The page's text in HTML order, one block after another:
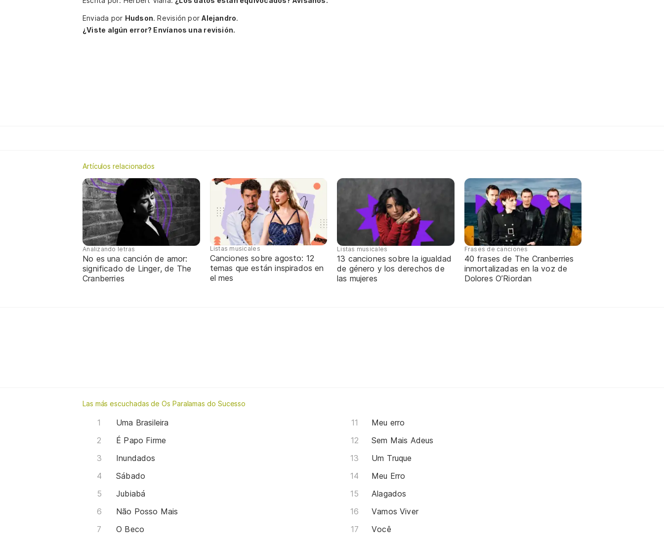
Enviada por Hudson. Revisión porAlejandro.
¿Viste algún error? Envíanos una revisión.
Artículos relacionados
Analizando letras
No es una canción de amor:
significado de Linger, de The
Cranberries
Listas musicales
Canciones sobre agosto: 12
temas que están inspirados en
el mes
Listas musicales
13 canciones sobre la igualdad
de género y los derechos de
las mujeres
Frases de canciones
40 frases de The Cranberries
inmortalizadas en la voz de
Dolores O’Riordan
Las más escuchadas de Os Paralamas do Sucesso
Uma Brasileira
É Papo Firme
Inundados
Sábado
Jubiabá
Não Posso Mais
O Beco
Meu erro
Sem Mais Adeus
Um Truque
Meu Erro
Alagados
Vamos Viver
Você